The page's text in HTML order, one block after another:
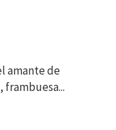
amante de
frambuesa...